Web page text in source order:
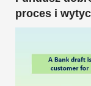
proces i